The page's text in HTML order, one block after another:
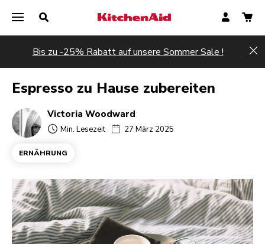
Bis zu -25% Rabatt auf unsere Sommer Sale !
Espresso zu Hause zubereiten
Victoria Woodward
Min. Lesezeit 27 März 2025
ERNÄHRUNG